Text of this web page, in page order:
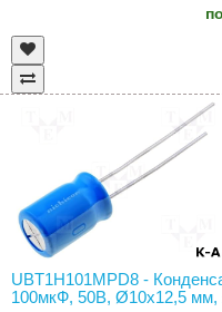
UBT1H101MPD8 -
100мкФ, 50В, Ø10x12,5 мм,